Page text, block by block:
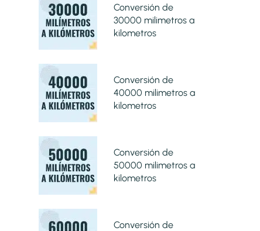
Conversión de
30000 milimetros a
kilometros
Conversión de
40000 milimetros a
kilometros
Conversión de
50000 milimetros a
kilometros
Conversión de